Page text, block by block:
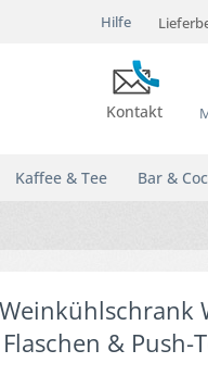
Hilfe
Kontakt
Kaffee & Tee Bar &
& Push-